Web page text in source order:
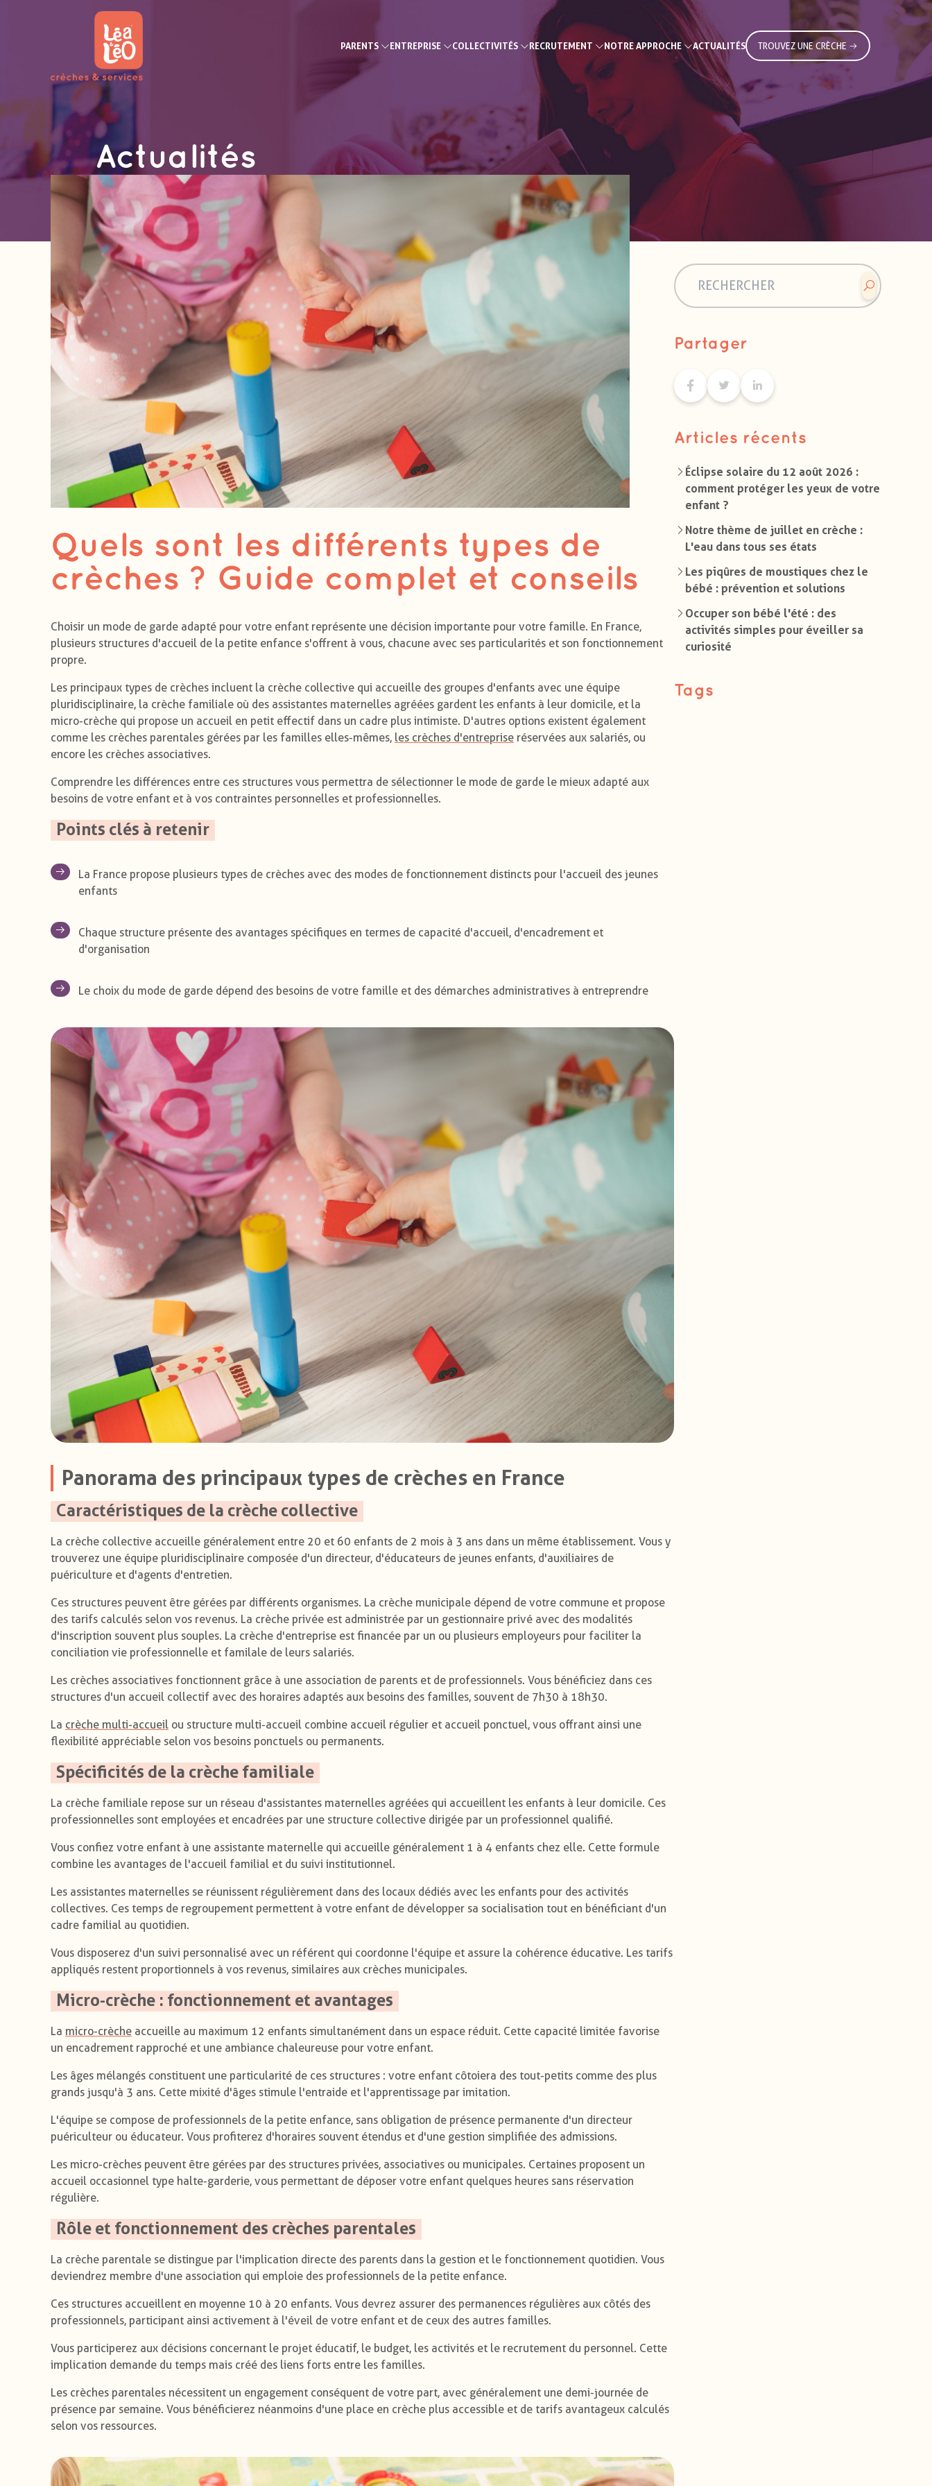
PARENTS ENTREPRISE COLLECTIVITÉS RECRUTEMENT NOTRE APPROCHE ACTUALITÉS TROUVEZ UNE CRÈCHE
Actualités
Quels sont les différents types de
crèches ? Guide complet et conseils
Choisir un mode de garde adapté pour votre enfant représente une décision importante pour votre famille. En France,
plusieurs structures d'accueil de la petite enfance s'offrent à vous, chacune avec ses particularités et son fonctionnement
propre.
Les principaux types de crèches incluent la crèche collective qui accueille des groupes d'enfants avec une équipe
pluridisciplinaire, la crèche familiale où des assistantes maternelles agréées gardent les enfants à leur domicile, et la
micro-crèche qui propose un accueil en petit effectif dans un cadre plus intimiste. D'autres options existent également
comme les crèches parentales gérées par les familles elles-mêmes, les crèches d'entreprise réservées aux salariés, ou
encore les crèches associatives.
Comprendre les différences entre ces structures vous permettra de sélectionner le mode de garde le mieux adapté aux
besoins de votre enfant et à vos contraintes personnelles et professionnelles.
Points clés à retenir
La France propose plusieurs types de crèches avec des modes de fonctionnement distincts pour l'accueil des jeunes
enfants
Chaque structure présente des avantages spécifiques en termes de capacité d'accueil, d'encadrement et
d'organisation
Le choix du mode de garde dépend des besoins de votre famille et des démarches administratives à entreprendre
Panorama des principaux types de crèches en France
Caractéristiques de la crèche collective
La crèche collective accueille généralement entre 20 et 60 enfants de 2 mois à 3 ans dans un même établissement. Vous y
trouverez une équipe pluridisciplinaire composée d'un directeur, d'éducateurs de jeunes enfants, d'auxiliaires de
puériculture et d'agents d'entretien.
Ces structures peuvent être gérées par différents organismes. La crèche municipale dépend de votre commune et propose
des tarifs calculés selon vos revenus. La crèche privée est administrée par un gestionnaire privé avec des modalités
d'inscription souvent plus souples. La crèche d'entreprise est financée par un ou plusieurs employeurs pour faciliter la
conciliation vie professionnelle et familale de leurs salariés.
Les crèches associatives fonctionnent grâce à une association de parents et de professionnels. Vous bénéficiez dans ces
structures d'un accueil collectif avec des horaires adaptés aux besoins des familles, souvent de 7h30 à 18h30.
La crèche multi-accueil ou structure multi-accueil combine accueil régulier et accueil ponctuel, vous offrant ainsi une
flexibilité appréciable selon vos besoins ponctuels ou permanents.
Spécificités de la crèche familiale
La crèche familiale repose sur un réseau d'assistantes maternelles agréées qui accueillent les enfants à leur domicile. Ces
professionnelles sont employées et encadrées par une structure collective dirigée par un professionnel qualifié.
Vous confiez votre enfant à une assistante maternelle qui accueille généralement 1 à 4 enfants chez elle. Cette formule
combine les avantages de l'accueil familial et du suivi institutionnel.
Les assistantes maternelles se réunissent régulièrement dans des locaux dédiés avec les enfants pour des activités
collectives. Ces temps de regroupement permettent à votre enfant de développer sa socialisation tout en bénéficiant d'un
cadre familial au quotidien.
Vous disposerez d'un suivi personnalisé avec un référent qui coordonne l'équipe et assure la cohérence éducative. Les tarifs
appliqués restent proportionnels à vos revenus, similaires aux crèches municipales.
Micro-crèche : fonctionnement et avantages
La micro-crèche accueille au maximum 12 enfants simultanément dans un espace réduit. Cette capacité limitée favorise
un encadrement rapproché et une ambiance chaleureuse pour votre enfant.
Les âges mélangés constituent une particularité de ces structures : votre enfant côtoiera des tout-petits comme des plus
grands jusqu'à 3 ans. Cette mixité d'âges stimule l'entraide et l'apprentissage par imitation.
L'équipe se compose de professionnels de la petite enfance, sans obligation de présence permanente d'un directeur
puériculteur ou éducateur. Vous profiterez d'horaires souvent étendus et d'une gestion simplifiée des admissions.
Les micro-crèches peuvent être gérées par des structures privées, associatives ou municipales. Certaines proposent un
accueil occasionnel type halte-garderie, vous permettant de déposer votre enfant quelques heures sans réservation
régulière.
Rôle et fonctionnement des crèches parentales
La crèche parentale se distingue par l'implication directe des parents dans la gestion et le fonctionnement quotidien. Vous
deviendrez membre d'une association qui emploie des professionnels de la petite enfance.
Ces structures accueillent en moyenne 10 à 20 enfants. Vous devrez assurer des permanences régulières aux côtés des
professionnels, participant ainsi activement à l'éveil de votre enfant et de ceux des autres familles.
Vous participerez aux décisions concernant le projet éducatif, le budget, les activités et le recrutement du personnel. Cette
implication demande du temps mais créé des liens forts entre les familles.
Les crèches parentales nécessitent un engagement conséquent de votre part, avec généralement une demi-journée de
présence par semaine. Vous bénéficierez néanmoins d'une place en crèche plus accessible et de tarifs avantageux calculés
selon vos ressources.
Partager
Articles récents
Éclipse solaire du 12 août 2026 :
comment protéger les yeux de votre
enfant ?
Notre thème de juillet en crèche :
L'eau dans tous ses états
Les piqûres de moustiques chez le
bébé : prévention et solutions
Occuper son bébé l'été : des
activités simples pour éveiller sa
curiosité
Tags